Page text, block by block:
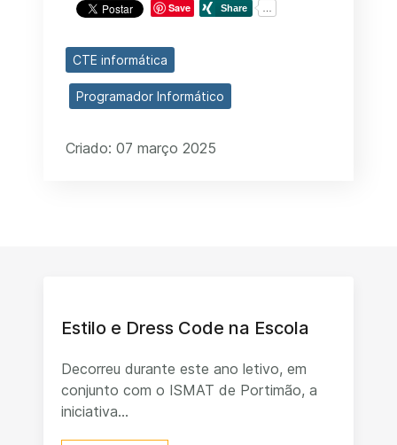
Save
CTE informática
Programador Informático
Criado: 07 março 2025
Estilo e Dress Code na Escola
Decorreu durante este ano letivo, em
conjunto com o ISMAT de Portimão, a
iniciativa...